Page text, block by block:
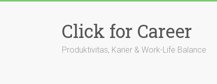
Click for Career
Produktivitas, Karier & Work-Life Balance